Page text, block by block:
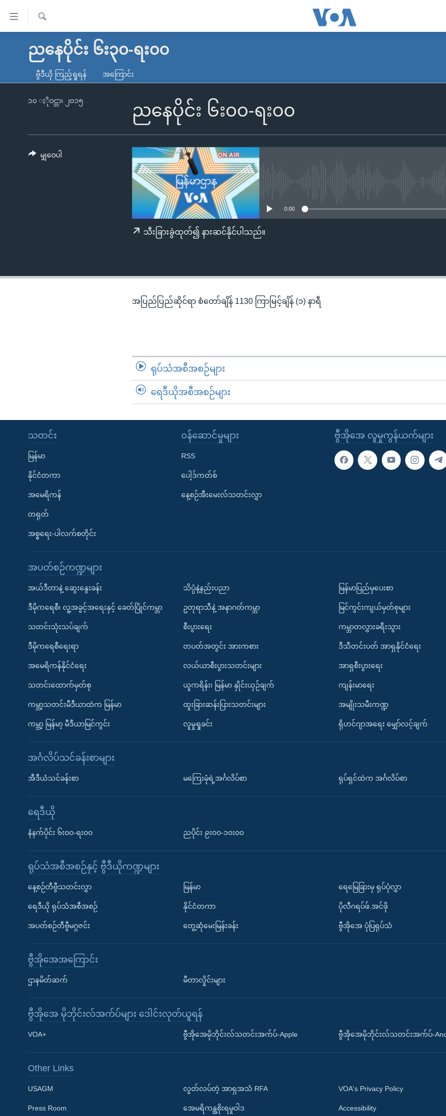
လွယ်ကူ
သည့်
ကျော်
မူလစာမျက်နှာ
ကမ္ဘာ့သတင်းများ
နိုင်ငံတကာ
တရုတ်
အစ္စရေး-ပါလက်စတိုင်း
ရပ်ဝန်းတခု လမ်းတခု အလွန်
အင်္ဂလိပ်စာလေ့လာမယ်
Learning English
ဘာသာစကားများ
ရ
လာ
ညနေပိုင်း ၆း၃၀-ရး၀၀
ဗွီဒီယို ကြည့်ရှုရန် အကြောင်း
ညနေပိုင်း ၆း၀၀-ရး၀၀
၁၀ ႏိုဝင္ဘာ၊ ၂၀၁၅
0:00
သီးခြားခွဲထုတ်၍ နားဆင်နိုင်ပါသည်။
မျှဝေပါ
အပြည်ပြည်ဆိုင်ရာ စံတော်ချိန် 1130 ကြာမြင့်ချိန် (၁) နာရီ
ရုပ်သံအစီအစဉ်များ
ရေဒီယိုအစီအစဉ်များ
ဗွီအိုအေ လူမှုကွန်ယက်များ
သတင်း
မြန်မာ
နိုင်ငံတကာ
အမေရိကန်
တရုတ်
အစ္စရေး-ပါလက်စတိုင်း
၀န်ဆောင်မှုများ
RSS
ပေါ့ဒ်ကတ်စ်
နေ့စဉ်အီးမေးလ်သတင်းလွှာ
အပတ်စဉ်ကဏ္ဍများ
အယ်ဒီတာနဲ့ ဆွေးနွေးခန်း
ဒီမိုကရေစီ၊ လူ့အခွင့်အရေးနှင့် ခေတ်ပြိုင်ကမ္ဘာ
သတင်းသုံးသပ်ချက်
ဒီမိုကရေစီရေးရာ
အမေရိကန်နိုင်ငံရေး
သတင်းထောက်မှတ်စု
ကမ္ဘာ့သတင်းမီဒီယာထဲက မြန်မာ
ကမ္ဘာ့ မြန်မာ့ မီဒီယာမြင်ကွင်း
သိပ္ပံနဲ့နည်းပညာ
ဥတုရာသီနဲ့ အနာဂတ်ကမ္ဘာ
စီးပွားရေး
တပတ်အတွင်း အားကစား
လယ်ယာစီးပွားသတင်းများ
ယူကရိန်း၊ မြန်မာ နှိုင်းယှဉ်ချက်
ထူးခြားဆန်းပြားသတင်းများ
လူမှုရှုခင်း
မြန်မာပြည်မှပေးစာ
မြင်ကွင်းကျယ်မှတ်စုများ
ကမ္ဘာတလွှားခရီးသွား
ဒီသီတင်းပတ် အာရှနိုင်ငံရေး
အာရှစီးပွားရေး
ကျန်းမာရေး
အမျိုးသမီးကဏ္ဍ
ရိုဟင်ဂျာအရေး မျှော်လင့်ချက်
အင်္ဂလိပ်သင်ခန်းစာများ
အီဒီယံသင်ခန်းစာ မကြေးမုံရဲ့အင်္ဂလိပ်စာ ရုပ်ရှင်ထဲက အင်္ဂလိပ်စာ
ရေဒီယို
နံနက်ပိုင်း ၆း၀၀-ရး၀၀ ညပိုင်း ၉း၀၀-၁၀း၀၀
ရုပ်သံအစီအစဉ်နှင့် ဗွီဒီယိုကဏ္ဍများ
နေ့စဉ်တီဗွီသတင်းလွှာ
ရေဒီယို ရုပ်သံအစီအစဉ်
အပတ်စဉ်တီဗွီမဂ္ဂဇင်း
မြန်မာ
နိုင်ငံတကာ
တွေ့ဆုံမေးမြန်းခန်း
ရေမြေခြားမှ ရုပ်ပုံလွှာ
ပိုလီဂရပ်ဖ်.အင်ဖို
ဗွီအိုအေ ပုံပြရုပ်သံ
ဗွီအိုအေအကြောင်း
ဌာနမိတ်ဆက် မီတာလှိုင်းများ
ဗွီအိုအေ မိုဘိုင်းလ်အက်ပ်များ ဒေါင်းလုတ်ယူရန်
VOA+ ဗွီအိုအေမိုဘိုင်းလ်သတင်းအက်ပ်-Apple ဗွီအိုအေမိုဘိုင်းလ်သတင်းအက်ပ်-
Other Links
USAGM
Press Room
လွတ်လပ်တဲ့ အာရှအသံ RFA
အေမရိကန္အစိုးရမူဝါဒ
VOA's Privacy Policy
Accessibility